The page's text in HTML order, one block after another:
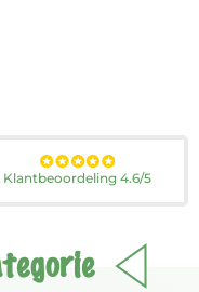
Klantbeoordeling 4.6/5